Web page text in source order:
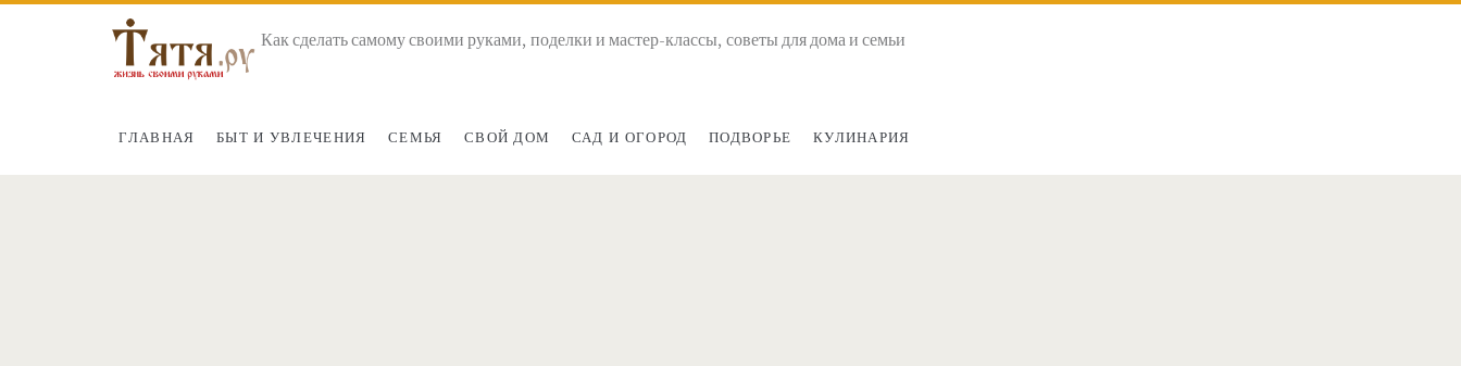
Как сделать самому своими руками, поделки и мастер-классы, советы для дома и семьи
ГЛАВНАЯ БЫТ И УВЛЕЧЕНИЯ СЕМЬЯ СВОЙ ДОМ САД И ОГОРОД ПОДВОРЬЕ КУЛИНАРИЯ